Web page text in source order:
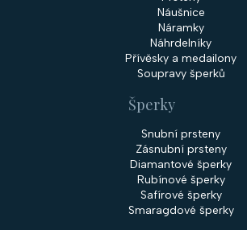
Náušnice
Náramky
Náhrdelníky
Přívěsky a medailony
Soupravy šperků
Šperky
Snubní prsteny
Zásnubní prsteny
Diamantové šperky
Rubínové šperky
Safírové šperky
Smaragdové šperky